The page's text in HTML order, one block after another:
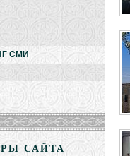
СМИ
САЙТА